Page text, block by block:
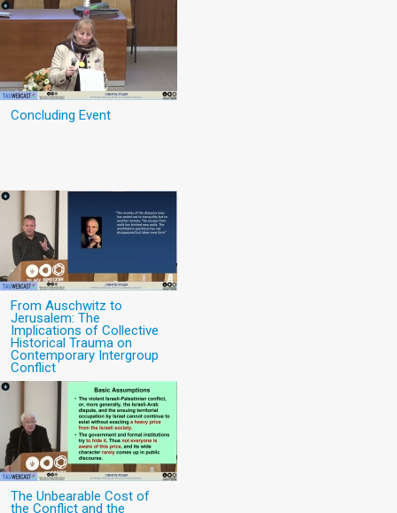
Concluding Event
From Auschwitz to
Jerusalem: The
Implications of Collective
Historical Trauma on
Contemporary Intergroup
Conflict
The Unbearable Cost of
the Conflict and the